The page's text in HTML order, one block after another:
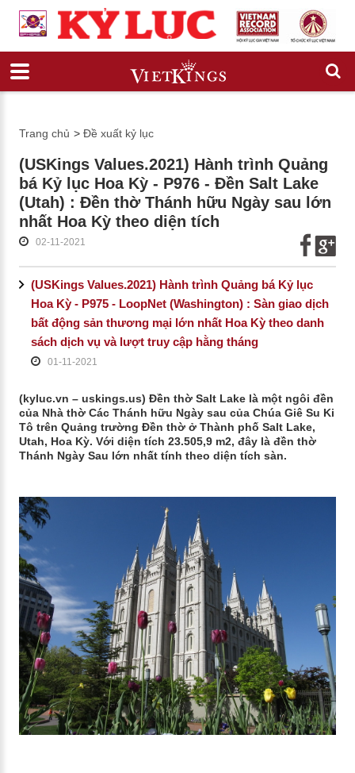
Trang chủ > Đề xuất kỷ lục
(USKings Values.2021) Hành trình Quảng
bá Kỷ lục Hoa Kỳ - P976 - Đền Salt Lake
(Utah) : Đền thờ Thánh hữu Ngày sau lớn
nhất Hoa Kỳ theo diện tích
02-11-2021
(USKings Values.2021) Hành trình Quảng bá Kỷ lục
Hoa Kỳ - P975 - LoopNet (Washington) : Sàn giao dịch
bất động sản thương mại lớn nhất Hoa Kỳ theo danh
sách dịch vụ và lượt truy cập hằng tháng
01-11-2021
(kyluc.vn – uskings.us) Đền thờ Salt Lake là một ngôi đền
của Nhà thờ Các Thánh hữu Ngày sau của Chúa Giê Su Ki
Tô trên Quảng trường Đền thờ ở Thành phố Salt Lake,
Utah, Hoa Kỳ. Với diện tích 23.505,9 m2, đây là đền thờ
Thánh Ngày Sau lớn nhất tính theo diện tích sàn.